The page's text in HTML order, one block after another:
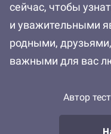
сейчас, чтобы
и уважительными
родными,
важными для вас
Автор